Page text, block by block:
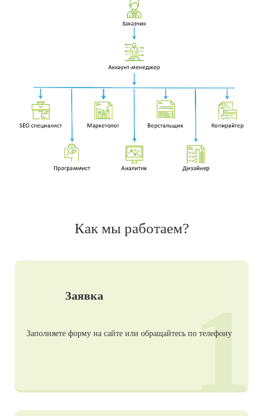
Как мы работаем?
Заявка
Заполняете форму на сайте или обращайтесь по телефону
1